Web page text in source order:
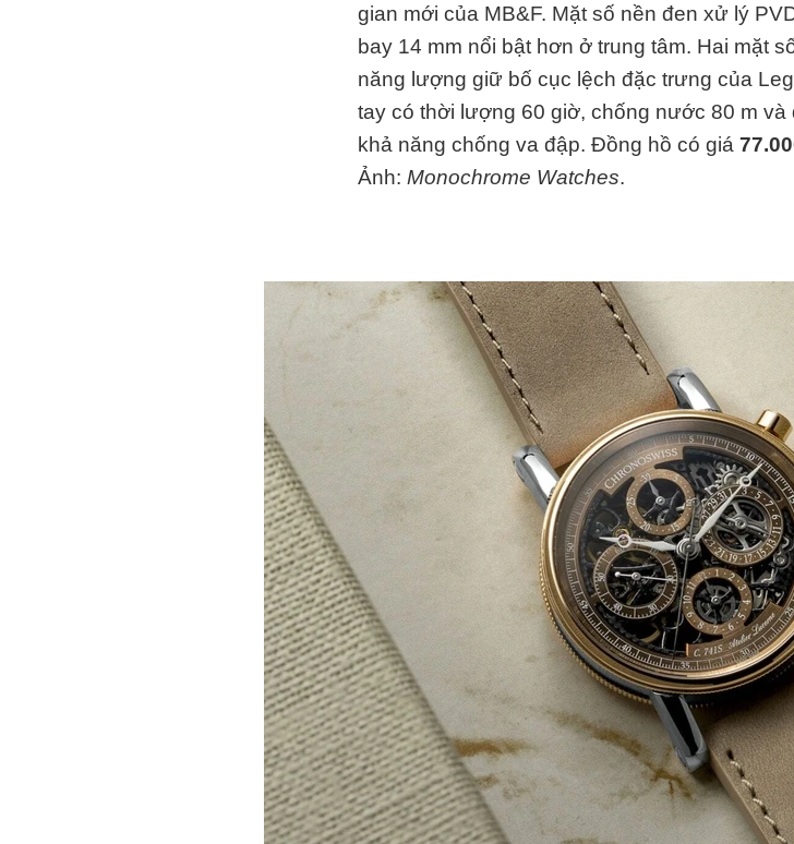
gian mới của MB&F. Mặt số nền đen xử lý
bay 14 mm nổi bật hơn ở trung tâm. Hai mặt
năng lượng giữ bố cục lệch đặc trưng của
tay có thời lượng 60 giờ, chống nước 80 m và
khả năng chống va đập. Đồng hồ có giá
Ảnh: Monochrome Watches.